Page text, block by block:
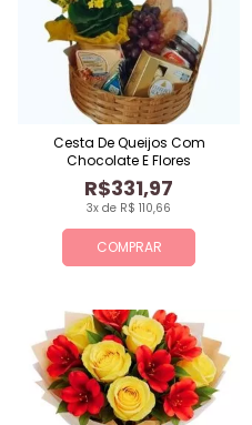
COMPRAR
3x de R$ 110,66
R$331,97
Cesta De Queijos Com
Chocolate E Flores